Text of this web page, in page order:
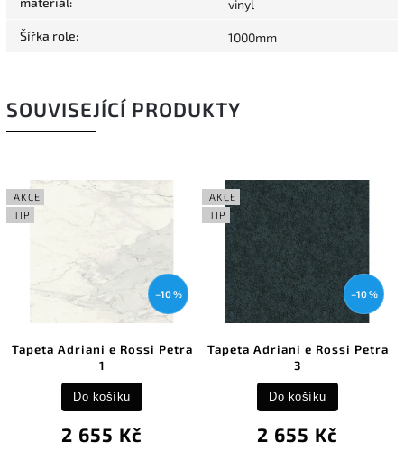
vinyl
Šířka role: 1000mm
SOUVISEJÍCÍ PRODUKTY
AKCE
TIP
–10 %
Tapeta Adriani e Rossi Petra
1
2 655 Kč
Do košíku
AKCE
TIP
–10 %
Tapeta Adriani e Rossi Petra
3
2 655 Kč
Do košíku